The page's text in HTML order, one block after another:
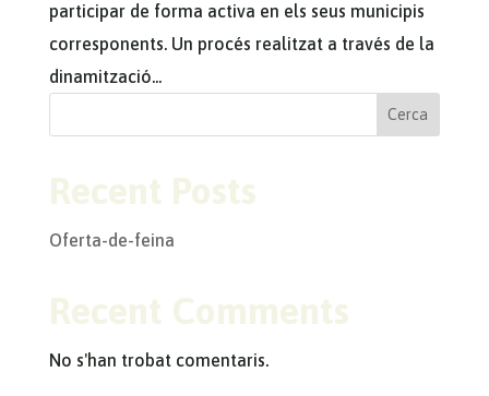
participar de forma activa en els seus municipis
corresponents. Un procés realitzat a través de la
dinamització...
Cerca
Recent Posts
Oferta-de-feina
Recent Comments
No s'han trobat comentaris.